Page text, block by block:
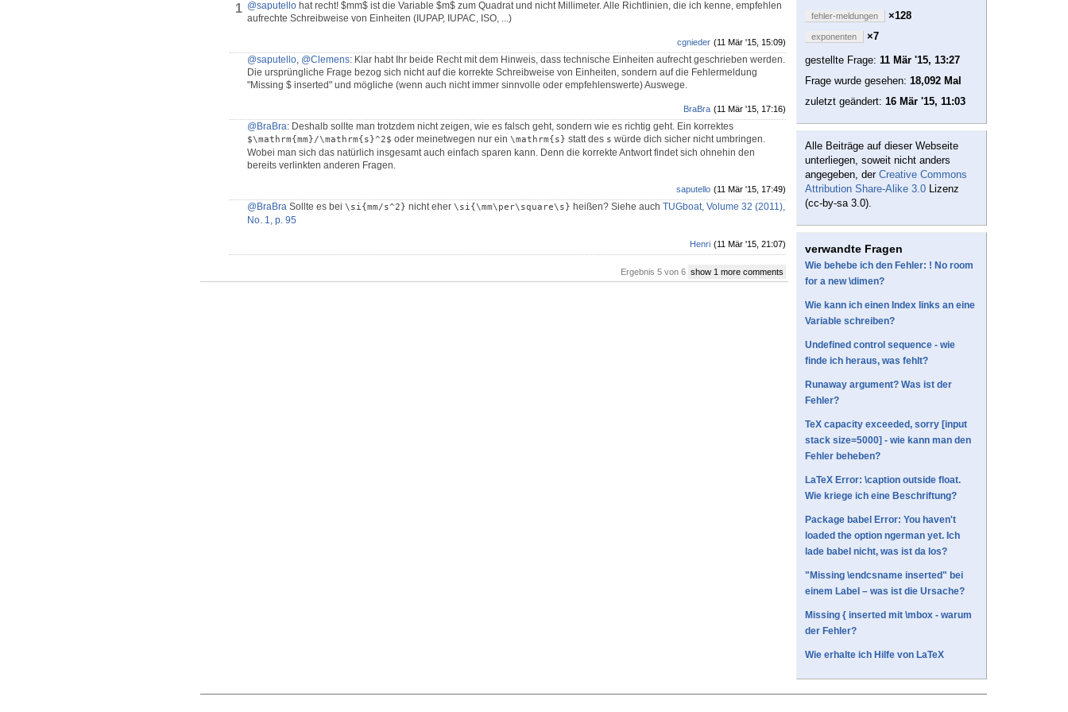
1 @saputello hat recht! $mm$ ist die Variable $m$ zum Quadrat und nicht Millimeter. Alle Richtlinien, die ich kenne, empfehlen
aufrechte Schreibweise von Einheiten (IUPAP, IUPAC, ISO, ...)
(11 Mär '15, 15:09)
cgnieder
@saputello, @Clemens: Klar habt Ihr beide Recht mit dem Hinweis, dass technische Einheiten aufrecht geschrieben werden.
Die ursprüngliche Frage bezog sich nicht auf die korrekte Schreibweise von Einheiten, sondern auf die Fehlermeldung
"Missing $ inserted" und mögliche (wenn auch nicht immer sinnvolle oder empfehlenswerte) Auswege.
(11 Mär '15, 17:16)
BraBra
@BraBra: Deshalb sollte man trotzdem nicht zeigen, wie es falsch geht, sondern wie es richtig geht. Ein korrektes
$\mathrm{mm}/\mathrm{s}^2$ oder meinetwegen nur ein \mathrm{s} statt des s würde dich sicher nicht umbringen.
Wobei man sich das natürlich insgesamt auch einfach sparen kann. Denn die korrekte Antwort findet sich ohnehin den
bereits verlinkten anderen Fragen.
(11 Mär '15, 17:49)
saputello
@BraBra Sollte es bei \si{mm/s^2} nicht eher \si{\mm\per\square\s} heißen? Siehe auch TUGboat, Volume 32 (2011),
No. 1, p. 95
(11 Mär '15, 21:07)
Henri
Ergebnis 5 von 6 show 1 more comments
fehler-meldungen ×128
exponenten
×7
gestellte Frage: 11 Mär '15, 13:27
Frage wurde gesehen: 18,092 Mal
zuletzt geändert: 16 Mär '15, 11:03
Alle Beiträge auf dieser Webseite
unterliegen, soweit nicht anders
angegeben, der Creative Commons
Attribution Share-Alike 3.0 Lizenz
(cc-by-sa 3.0).
verwandte Fragen
Wie behebe ich den Fehler: ! No room
for a new \dimen?
Wie kann ich einen Index links an eine
Variable schreiben?
Undefined control sequence - wie
finde ich heraus, was fehlt?
Runaway argument? Was ist der
Fehler?
TeX capacity exceeded, sorry [input
stack size=5000] - wie kann man den
Fehler beheben?
LaTeX Error: \caption outside float.
Wie kriege ich eine Beschriftung?
Package babel Error: You haven't
loaded the option ngerman yet. Ich
lade babel nicht, was ist da los?
"Missing \endcsname inserted" bei
einem Label – was ist die Ursache?
Missing { inserted mit \mbox - warum
der Fehler?
Wie erhalte ich Hilfe von LaTeX